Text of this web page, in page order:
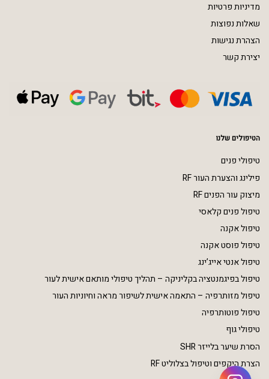
מדיניות פרטיות
שאלות נפוצות
הצהרת נגישות
יצירת קשר
הטיפולים שלנו
טיפולי פנים
פילינג והצערת העור RF
מיצוק עור הפנים RF
טיפול פנים קלאסי
טיפול אקנה
טיפול פוסט אקנה
טיפול אנטי אייג’ינג
טיפול בפיגמנטציה בקליניקה – תהליך טיפולי מותאם אישית לעור
טיפול מזותרפיה – התאמה אישית לשיפור מראה וחיוניות העור
טיפול פוטותרפיה
טיפולי גוף
הסרת שיער בלייזר SHR
הצרת היקפים וטיפול בצלוליט RF